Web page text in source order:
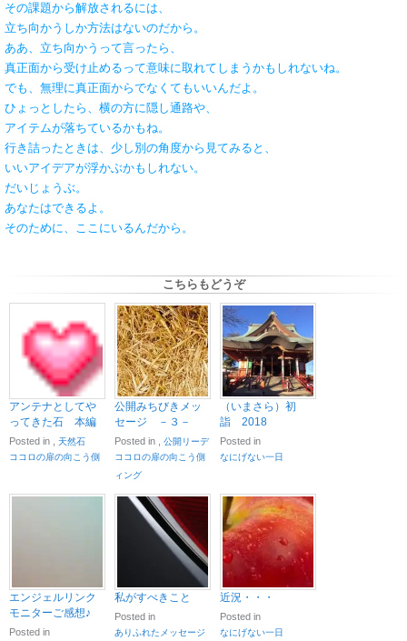
その課題から解放されるには、
立ち向かうしか方法はないのだから。
ああ、立ち向かうって言ったら、
真正面から受け止めるって意味に取れてしまうかもしれないね。
でも、無理に真正面からでなくてもいいんだよ。
ひょっとしたら、横の方に隠し通路や、
アイテムが落ちているかもね。
行き詰ったときは、少し別の角度から見てみると、
いいアイデアが浮かぶかもしれない。
だいじょうぶ。
あなたはできるよ。
そのために、ここにいるんだから。
こちらもどうぞ
アンテナとしてや
ってきた石 本編
Posted in
ココロの扉の向こう側
天然石
公開みちびきメッ
セージ －３－
Posted in
ココロの扉の向こう側
公開リーデ
ィング
（いまさら）初
詣 2018
Posted in
なにげない一日
エンジェルリンク
モニターご感想♪
Posted in
私がすべきこと
Posted in
ありふれたメッセージ
近況・・・
Posted in
なにげない一日